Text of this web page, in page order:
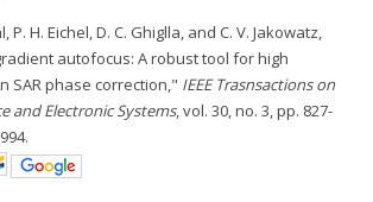
P. H. Eichel, D. C. Ghiglla, and C. V. Jakowatz,
autofocus: A robust tool for high
SAR phase correction," IEEE Trasnsactions on
and Electronic Systems, vol. 30, no. 3, pp. 827-